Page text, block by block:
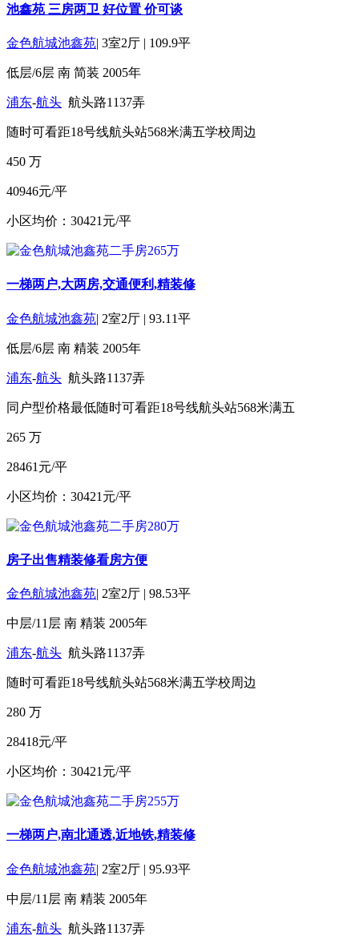
池鑫苑 三房两卫 好位置 价可谈
金色航城池鑫苑| 3室2厅 | 109.9平
低层/6层 南 简装 2005年
浦东-航头 航头路1137弄
随时可看距18号线航头站568米满五学校周边
450 万
40946元/平
小区均价：30421元/平
一梯两户,大两房,交通便利,精装修
金色航城池鑫苑| 2室2厅 | 93.11平
低层/6层 南 精装 2005年
浦东-航头 航头路1137弄
同户型价格最低随时可看距18号线航头站568米满五
265 万
28461元/平
小区均价：30421元/平
房子出售精装修看房方便
金色航城池鑫苑| 2室2厅 | 98.53平
中层/11层 南 精装 2005年
浦东-航头 航头路1137弄
随时可看距18号线航头站568米满五学校周边
280 万
28418元/平
小区均价：30421元/平
一梯两户,南北通透,近地铁,精装修
金色航城池鑫苑| 2室2厅 | 95.93平
中层/11层 南 精装 2005年
浦东-航头 航头路1137弄